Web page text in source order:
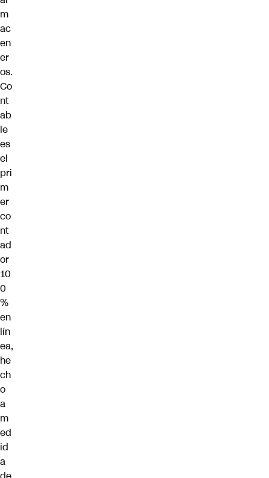
m
ac
en
er
os.
Co
nt
ab
le
es
el
pri
m
er
co
nt
ad
or
10
0
%
en
lín
ea,
he
ch
o
a
m
ed
id
a